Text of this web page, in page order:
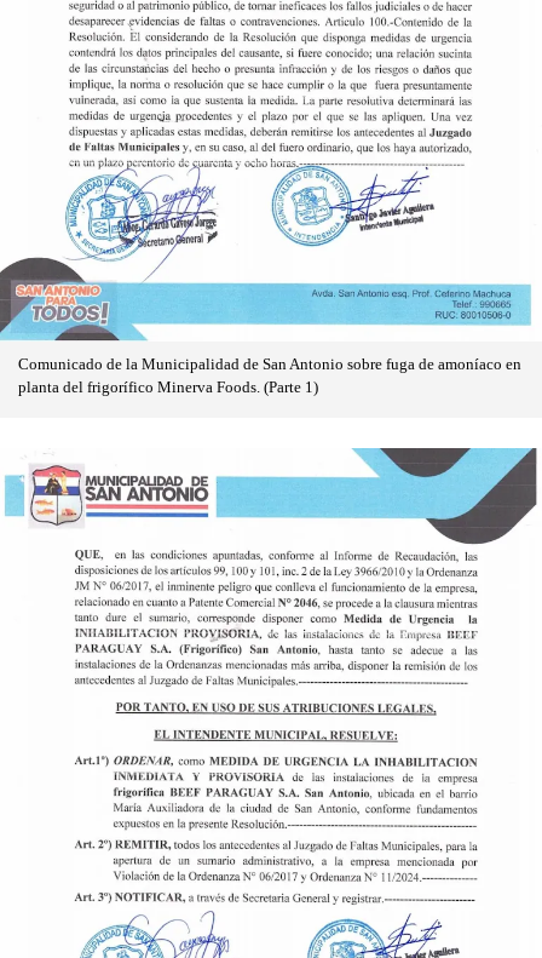
Comunicado de la Municipalidad de San Antonio sobre fuga de amoníaco en
planta del frigorífico Minerva Foods. (Parte 1)